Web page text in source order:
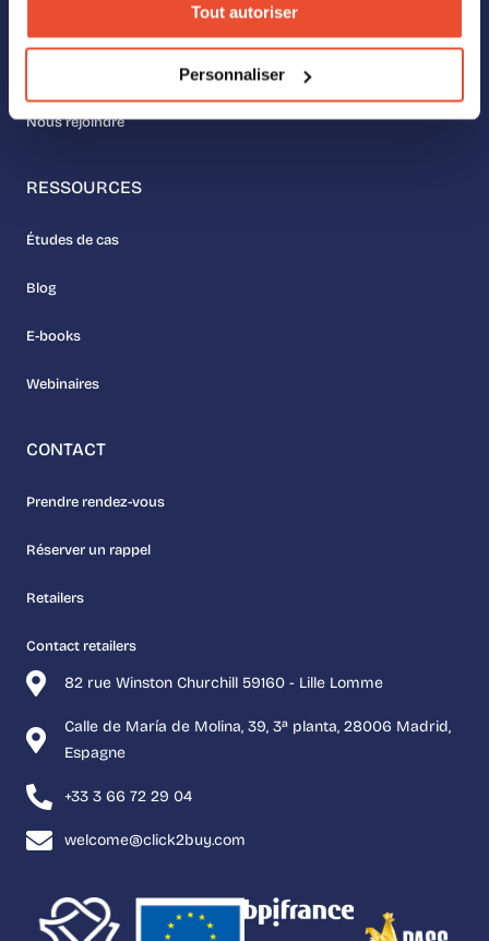
Tout autoriser
Personnaliser
82 rue Winston Churchill 59160 - Lille Lomme
Calle de María de Molina, 39, 3ª planta, 28006 Madrid,
Espagne
+33 3 66 72 29 04
welcome@click2buy.com
Nous rejoindre
RESSOURCES
Études de cas
Blog
E-books
Webinaires
CONTACT
Prendre rendez-vous
Réserver un rappel
Retailers
Contact retailers